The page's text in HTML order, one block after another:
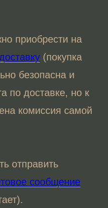
приобрести на
(покупка
безопасна и
по доставке, но к
комиссия самой
отправить
сообщение